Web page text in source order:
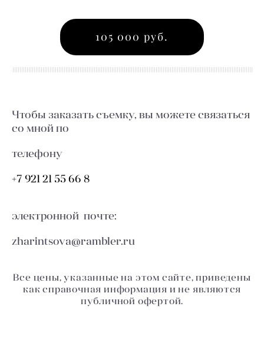
105 000 руб.
Чтобы заказать съемку, вы можете связаться
со мной по
телефону
+7 921 21 55 66 8
электронной почте:
zharintsova@rambler.ru
Все цены, указанные на этом сайте, приведены
как справочная информация и не являются
публичной офертой.